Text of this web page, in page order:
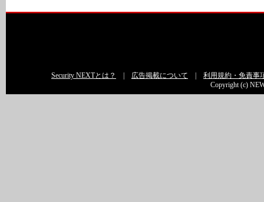
Security NEXTとは？ | 広告掲載について | 利用規約・免責事
Copyright (c)